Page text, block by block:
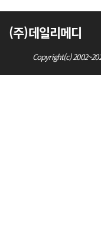
(주)데일리메디
Copyright(c)